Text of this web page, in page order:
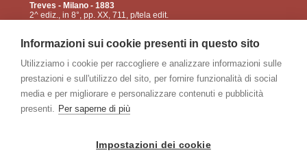
Treves - Milano - 1883
2^ ediz., in 8°, pp. XX, 711, p/tela edit.
114 ...
€5040
pagine: 1 2 3 4
>
Informazioni sui cookie presenti in questo sito
Utilizziamo i cookie per raccogliere e analizzare informazioni sulle
prestazioni e sull'utilizzo del sito, per fornire funzionalità di social
media e per migliorare e personalizzare contenuti e pubblicità
presenti. Per saperne di più
Impostazioni dei cookie